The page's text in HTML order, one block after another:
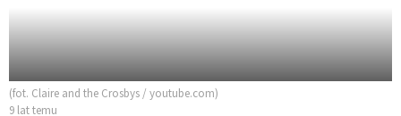
(fot. Claire and the Crosbys / youtube.com)
9 lat temu